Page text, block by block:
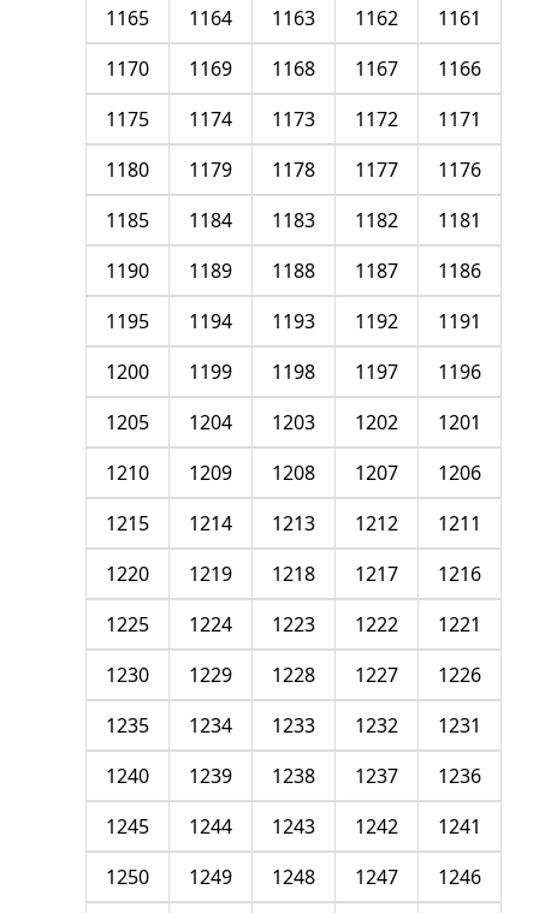
1161
1162
1163
1164
1165
1166
1167
1168
1169
1170
1171
1172
1173
1174
1175
1176
1177
1178
1179
1180
1181
1182
1183
1184
1185
1186
1187
1188
1189
1190
1191
1192
1193
1194
1195
1196
1197
1198
1199
1200
1201
1202
1203
1204
1205
1206
1207
1208
1209
1210
1211
1212
1213
1214
1215
1216
1217
1218
1219
1220
1221
1222
1223
1224
1225
1226
1227
1228
1229
1230
1231
1232
1233
1234
1235
1236
1237
1238
1239
1240
1241
1242
1243
1244
1245
1246
1247
1248
1249
1250